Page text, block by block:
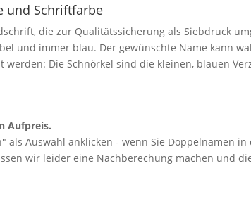
und Schriftfarbe
die zur Qualitätssicherung als Siebdruck
und immer blau. Der gewünschte Name kann
werden: Die Schnörkel sind die kleinen, blauen
Aufpreis.
als Auswahl anklicken - wenn Sie Doppelnamen
wir leider eine Nachberechung machen und